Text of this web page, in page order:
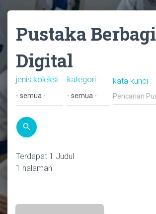
Pustaka Berbagi
Digital
jenis koleksi : kategori : kata kunci :
search
Terdapat 1 Judul
1 halaman